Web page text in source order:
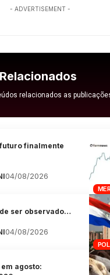
- ADVERTISEMENT -
relacionados as
finalmente
04/08/2026
ser observado…
04/08/2026
agosto: